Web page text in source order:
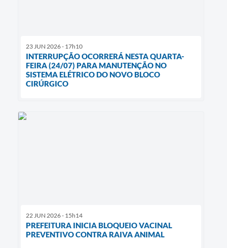
23 JUN 2026 - 17h10
INTERRUPÇÃO OCORRERÁ NESTA QUARTA-
FEIRA (24/07) PARA MANUTENÇÃO NO
SISTEMA ELÉTRICO DO NOVO BLOCO
CIRÚRGICO
22 JUN 2026 - 15h14
PREFEITURA INICIA BLOQUEIO VACINAL
PREVENTIVO CONTRA RAIVA ANIMAL